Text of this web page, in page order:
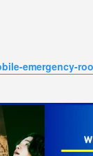
emergency-